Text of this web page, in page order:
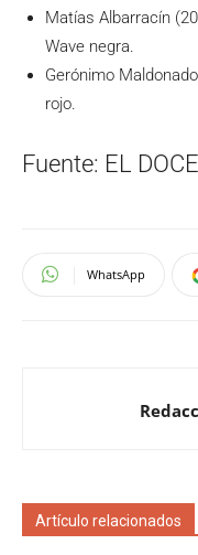
Matías Albarracín
Wave negra.
Gerónimo
rojo.
Fuente: EL DOCE
WhatsApp
Artículo relacionados